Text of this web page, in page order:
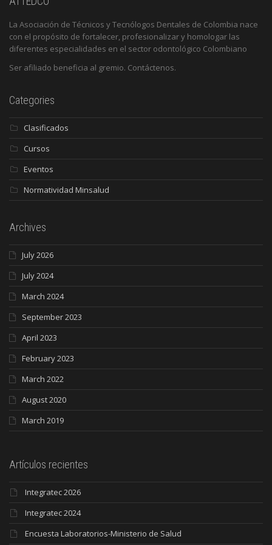
La Asociación de Técnicos y Tecnólogos Dentales de Colombia nace
con el propósito de fortalecer, profesionalizar y homologar las
diferentes especialidades en el sector odontológico Colombiano
Ser afiliado beneficia al gremio. Contáctenos.
Categories
Clasificados
Cursos
Eventos
Normatividad Minsalud
Archives
July 2026
July 2024
March 2024
September 2023
April 2023
February 2023
March 2022
August 2020
March 2019
Artículos recientes
Integratec 2026
Integratec 2024
Encuesta Laboratorios-Ministerio de Salud